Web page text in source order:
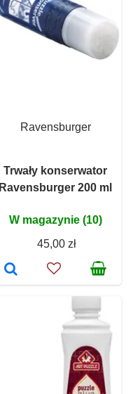
Ravensburger
Trwały konserwator
Ravensburger 200 ml
W magazynie (10)
45,00 zł